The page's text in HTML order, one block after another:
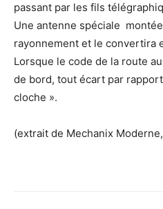
passant par les fils
Une antenne spéciale
rayonnement et le convertira
Lorsque le code de la route
de bord, tout écart par
cloche ».
(extrait de Mechanix